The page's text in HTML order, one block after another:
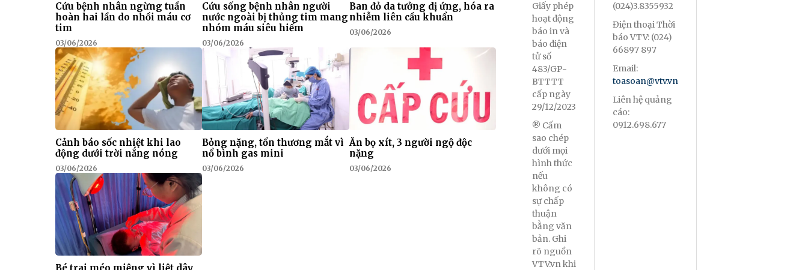
Cứu bệnh nhân ngừng tuần
hoàn hai lần do nhồi máu cơ
tim
03/06/2026
Cứu sống bệnh nhân người
nước ngoài bị thủng tim mang
nhóm máu siêu hiếm
03/06/2026
Ban đỏ da tưởng dị ứng, hóa ra
nhiễm liên cầu khuẩn
03/06/2026
Cảnh báo sốc nhiệt khi lao
động dưới trời nắng nóng
03/06/2026
Bỏng nặng, tổn thương mắt vì
nổ bình gas mini
03/06/2026
Ăn bọ xít, 3 người ngộ độc
nặng
03/06/2026
Bé trai méo miệng vì liệt dây
Giấy phép
hoạt động
báo in và
báo điện
tử số
483/GP-
BTTTT
cấp ngày
29/12/2023
® Cấm
sao chép
dưới mọi
hình thức
nếu
không có
sự chấp
thuận
bằng văn
bản. Ghi
rõ nguồn
VTV.vn khi
(024)3.8355932
Điện thoại Thời
báo VTV: (024)
66897 897
Email:
toasoan@vtv.vn
Liên hệ quảng
cáo:
0912.698.677